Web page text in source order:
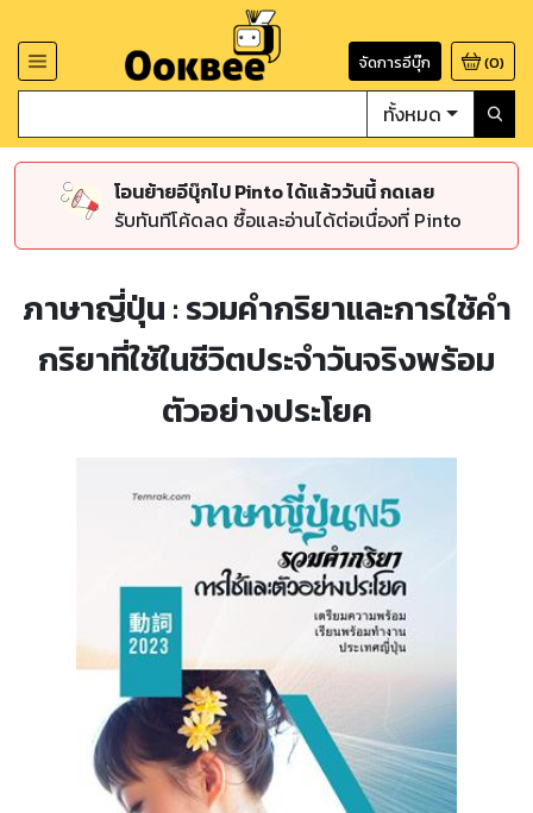
จัดการอีบุ๊ก (0)
ทั้งหมด
โอนย้ายอีบุ๊กไป Pinto ได้แล้ววันนี้ กดเลย
รับทันทีโค้ดลด ซื้อและอ่านได้ต่อเนื่องที่ Pinto
ภาษาญี่ปุ่น : รวมคำกริยาและการใช้คำ
กริยาที่ใช้ในชีวิตประจำวันจริงพร้อม
ตัวอย่างประโยค